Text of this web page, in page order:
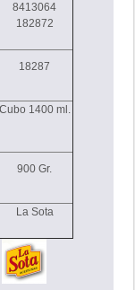
8413064
182872
18287
Cubo 1400 ml.
900 Gr.
La Sota